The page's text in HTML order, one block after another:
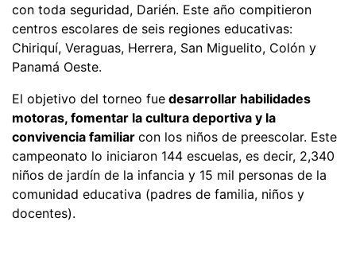
con toda seguridad, Darién. Este año compitieron
centros escolares de seis regiones educativas:
Chiriquí, Veraguas, Herrera, San Miguelito, Colón y
Panamá Oeste.
El objetivo del torneo fue desarrollar habilidades
motoras, fomentar la cultura deportiva y la
convivencia familiar con los niños de preescolar. Este
campeonato lo iniciaron 144 escuelas, es decir, 2,340
niños de jardín de la infancia y 15 mil personas de la
comunidad educativa (padres de familia, niños y
docentes).